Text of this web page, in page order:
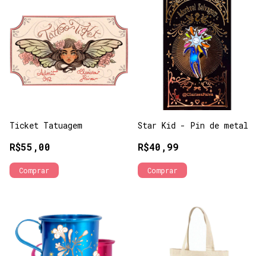
Ticket Tatuagem
R$55,00
Star Kid - Pin de metal
R$40,99